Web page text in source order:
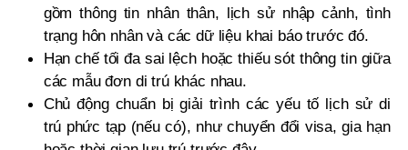
gồm thông tin nhân thân, lịch sử nhập cảnh, tình
trạng hôn nhân và các dữ liệu khai báo trước đó.
Hạn chế tối đa sai lệch hoặc thiếu sót thông tin giữa
các mẫu đơn di trú khác nhau.
Chủ động chuẩn bị giải trình các yếu tố lịch sử di
trú phức tạp (nếu có), như chuyển đổi visa, gia hạn